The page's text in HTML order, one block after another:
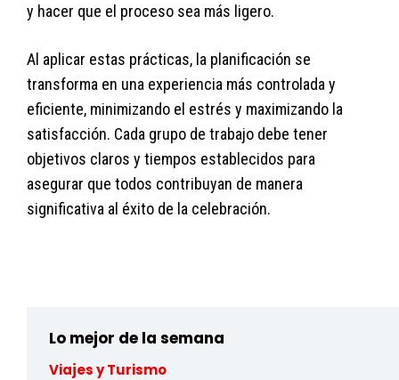
y hacer que el proceso sea más ligero.
Al aplicar estas prácticas, la planificación se
transforma en una experiencia más controlada y
eficiente, minimizando el estrés y maximizando la
satisfacción. Cada grupo de trabajo debe tener
objetivos claros y tiempos establecidos para
asegurar que todos contribuyan de manera
significativa al éxito de la celebración.
Lo mejor de la semana
Viajes y Turismo